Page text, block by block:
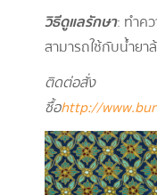
วิธีดูแลรักษา: ทำค
สามารถใช้กับน้ำยา
ติดต่อสั่ง
ซื้อhttp://